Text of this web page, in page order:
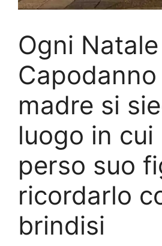
Ogni
Capodanno
madre si
luogo in cui
perso suo
ricordarlo
brindisi